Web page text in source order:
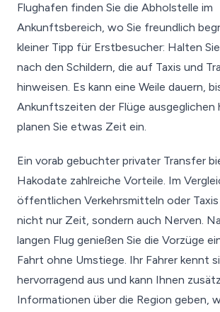
Flughafen finden Sie die Abholstelle im
Ankunftsbereich, wo Sie freundlich
kleiner Tipp für Erstbesucher: Halten
nach den Schildern, die auf Taxis und
hinweisen. Es kann eine Weile dauern,
Ankunftszeiten der Flüge ausgeglichen
planen Sie etwas Zeit ein.
Ein vorab gebuchter privater Transfer
Hakodate zahlreiche Vorteile. Im
öffentlichen Verkehrsmitteln oder Taxis
nicht nur Zeit, sondern auch Nerven.
langen Flug genießen Sie die Vorzüge
Fahrt ohne Umstiege. Ihr Fahrer kennt
hervorragend aus und kann Ihnen
Informationen über die Region geben,